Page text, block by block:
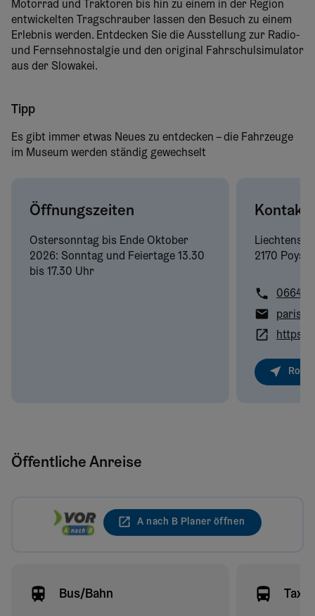
Motorrad und Traktoren bis hin zu einem in der Region
entwickelten Tragschrauber lassen den Besuch zu einem
Erlebnis werden. Entdecken Sie die Ausstellung zur Radio-
und Fernsehnostalgie und den original Fahrschulsimulator
aus der Slowakei.
Tipp
Es gibt immer etwas Neues zu entdecken – die Fahrzeuge
im Museum werden ständig gewechselt
Öffnungszeiten
Ostersonntag bis Ende Oktober
2026: Sonntag und Feiertage 13.30
bis 17.30 Uhr
Kontakt
2170
0664/
Öffentliche Anreise
A nach B Planer öffnen
Bus/Bahn Taxi